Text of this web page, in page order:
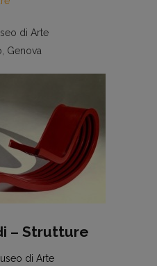
di Arte
Genova
– Strutture
di Arte